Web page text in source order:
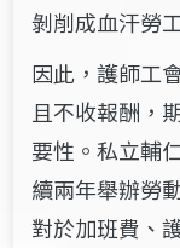
剝削成血汗勞
因此，護師工
且不收報酬，
要性。私立輔
續兩年舉辦勞
對於加班費、